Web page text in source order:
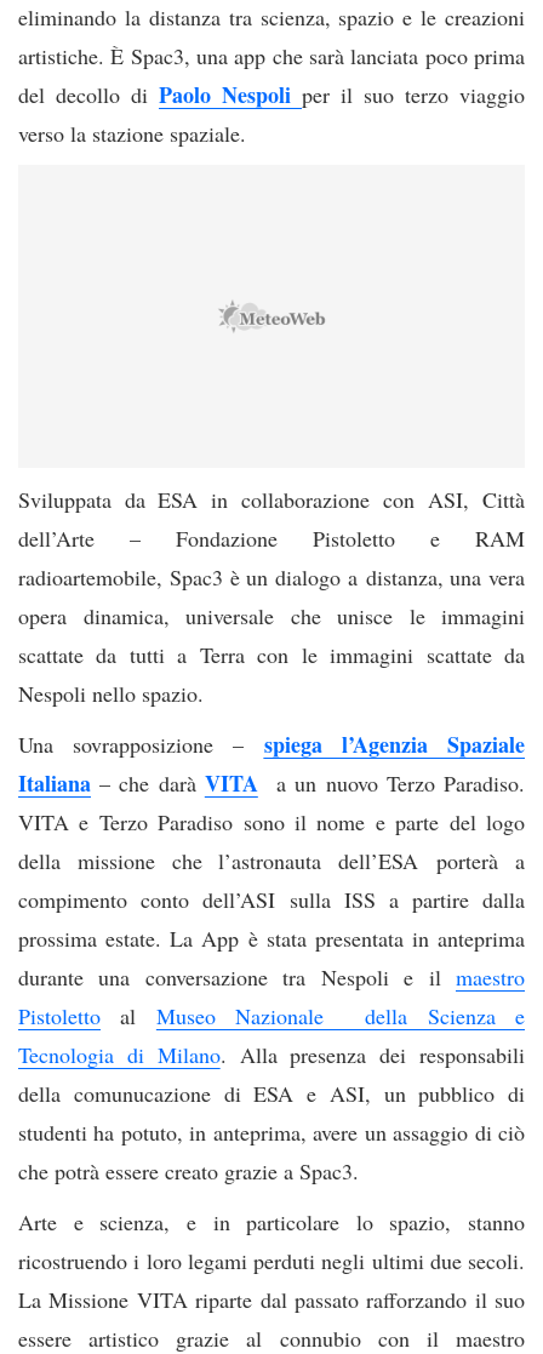
eliminando la distanza tra scienza, spazio e le creazioni
artistiche. È Spac3, una app che sarà lanciata poco prima
del decollo di Paolo Nespoli per il suo terzo viaggio
verso la stazione spaziale.
Sviluppata da ESA in collaborazione con ASI, Città
dell’Arte – Fondazione Pistoletto e RAM
radioartemobile, Spac3 è un dialogo a distanza, una vera
opera dinamica, universale che unisce le immagini
scattate da tutti a Terra con le immagini scattate da
Nespoli nello spazio.
Una sovrapposizione – spiega l’Agenzia Spaziale
Italiana – che darà VITAa un nuovo Terzo Paradiso.
VITA e Terzo Paradiso sono il nome e parte del logo
della missione che l’astronauta dell’ESA porterà a
compimento conto dell’ASI sulla ISS a partire dalla
prossima estate. La App è stata presentata in anteprima
durante una conversazione tra Nespoli e il maestro
Pistoletto al Museo Nazionale della Scienza e
Tecnologia di Milano. Alla presenza dei responsabili
della comunucazione di ESA e ASI, un pubblico di
studenti ha potuto, in anteprima, avere un assaggio di ciò
che potrà essere creato grazie a Spac3.
Arte e scienza, e in particolare lo spazio, stanno
ricostruendo i loro legami perduti negli ultimi due secoli.
La Missione VITA riparte dal passato rafforzando il suo
essere artistico grazie al connubio con il maestro